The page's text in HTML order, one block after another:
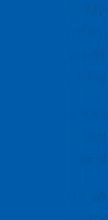
hàng đến
trực tiếp
làm thêm
đã được xử
Đây là lợi ích
gói, đảm
nhận ký xác
Xem